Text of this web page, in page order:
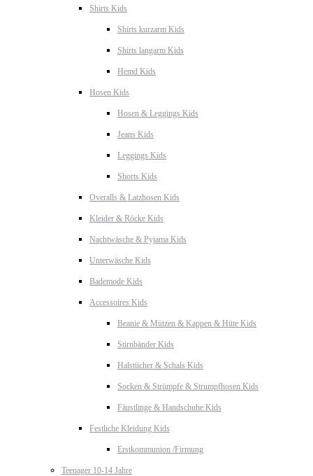
Shirts Kids
Shirts kurzarm Kids
Shirts langarm Kids
Hemd Kids
Hosen Kids
Hosen & Leggings Kids
Jeans Kids
Leggings Kids
Shorts Kids
Overalls & Latzhosen Kids
Kleider & Röcke Kids
Nachtwäsche & Pyjama Kids
Unterwäsche Kids
Bademode Kids
Accessoires Kids
Beanie & Mützen & Kappen & Hüte Kids
Stirnbänder Kids
Halstücher & Schals Kids
Socken & Strümpfe & Strumpfhosen Kids
Fäustlinge & Handschuhe Kids
Festliche Kleidung Kids
Erstkommunion /Firmung
Teenager 10-14 Jahre